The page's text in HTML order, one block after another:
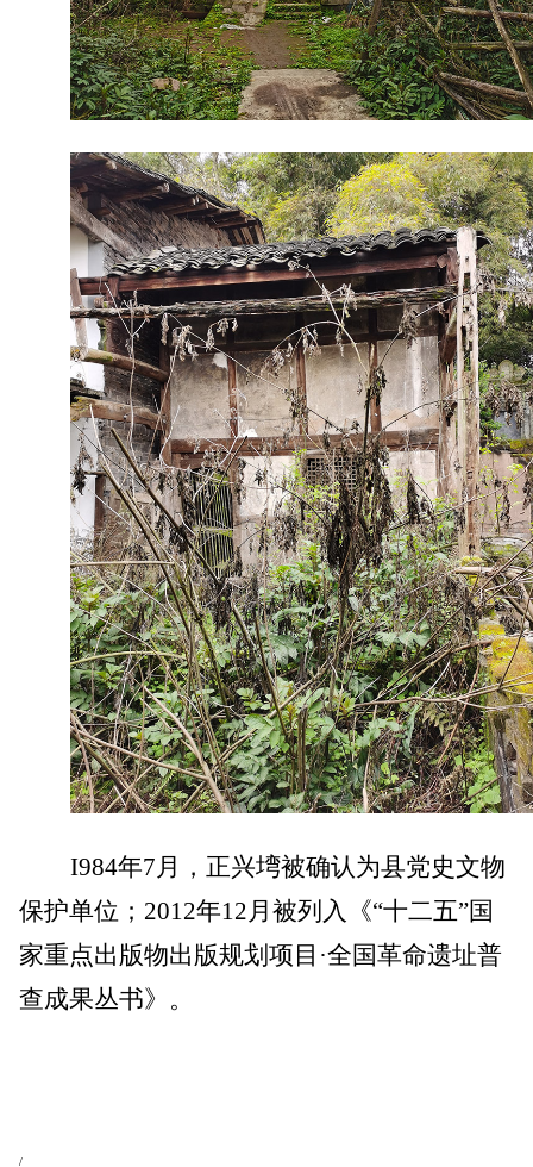
I984年7月，正兴塆被确认为县党史文物
保护单位；2012年12月被列入《“十二五”国
家重点出版物出版规划项目·全国革命遗址普
查成果丛书》。
/